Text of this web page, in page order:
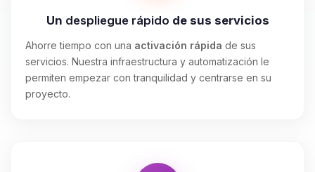
Un despliegue rápido de sus servicios
Ahorre tiempo con una activación rápida de sus
servicios. Nuestra infraestructura y automatización le
permiten empezar con tranquilidad y centrarse en su
proyecto.